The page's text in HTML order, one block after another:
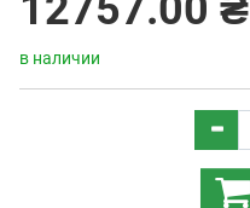
в наличии